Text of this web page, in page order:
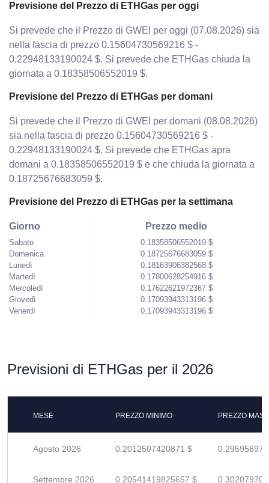
Previsione del Prezzo di ETHGas per oggi
Si prevede che il Prezzo di GWEI per oggi (07.08.2026) sia
nella fascia di prezzo 0.15604730569216 $ -
0.22948133190024 $. Si prevede che ETHGas chiuda la
giornata a 0.18358506552019 $.
Previsione del Prezzo di ETHGas per domani
Si prevede che il Prezzo di GWEI per domani (08.08.2026)
sia nella fascia di prezzo 0.15604730569216 $ -
0.22948133190024 $. Si prevede che ETHGas apra
domani a 0.18358506552019 $ e che chiuda la giornata a
0.18725676683059 $.
Previsione del Prezzo di ETHGas per la settimana
Giorno
Sabato
Domenica
Lunedì
Martedì
Mercoledì
Giovedì
Venerdì
Prezzo medio
0.18358506552019 $
0.18725676683059 $
0.18163906382568 $
0.17800628254916 $
0.17622621972367 $
0.17093943313196 $
0.17093943313196 $
Previsioni di ETHGas per il 2026
MESE PREZZO MINIMO PREZZO
Agosto 2026 0.2012507420871 $
Settembre 2026 0.20541419825657 $